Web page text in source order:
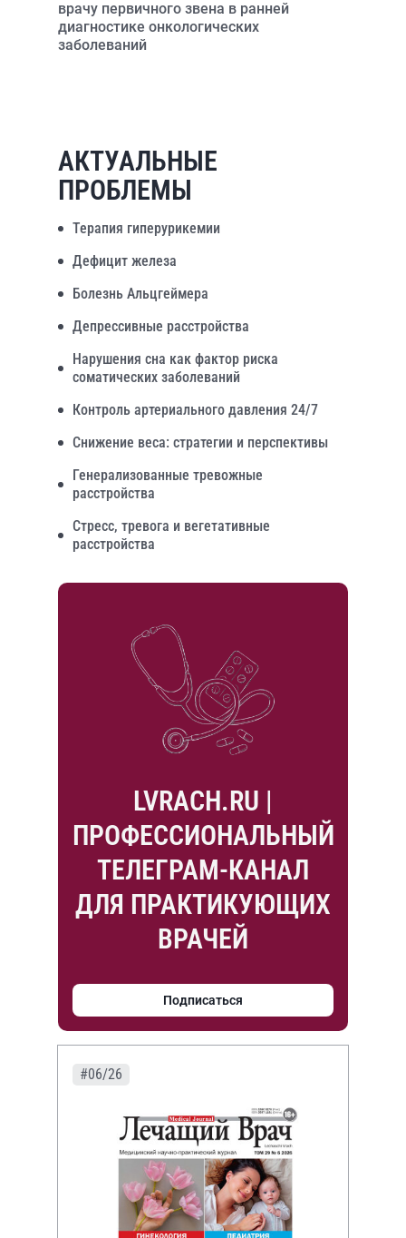
врачу первичного звена в ранней
диагностике онкологических
заболеваний
АКТУАЛЬНЫЕ
ПРОБЛЕМЫ
Терапия гиперурикемии
Дефицит железа
Болезнь Альцгеймера
Депрессивные расстройства
Нарушения сна как фактор риска
соматических заболеваний
Контроль артериального давления 24/7
Снижение веса: стратегии и перспективы
Генерализованные тревожные
расстройства
Стресс, тревога и вегетативные
расстройства
LVRACH.RU |
ПРОФЕССИОНАЛЬНЫЙ
ТЕЛЕГРАМ-КАНАЛ
ДЛЯ ПРАКТИКУЮЩИХ
ВРАЧЕЙ
Подписаться
#06/26